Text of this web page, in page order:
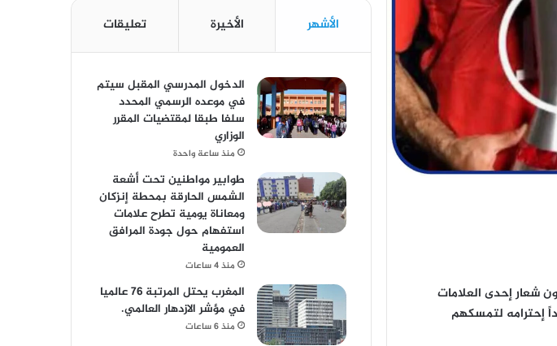
شعار إحدى العلامات
على جائزة أفضل لاعب في بطولة كأس العالم 2026، مؤكداً إحترامه لتمسكهم
الأشهر الأخيرة تعليقات
الدخول المدرسي المقبل سیتم
في موعده الرسمي المحدد
سلفا طبقا لمقتضیات المقرر
الوزاري
منذ ساعة واحدة
طوابير مواطنين تحت أشعة
الشمس الحارقة بمحطة إنزكان
ومعاناة يومية تطرح علامات
استفهام حول جودة المرافق
العمومية
منذ 4 ساعات
المغرب يحتل المرتبة 76 عالميا
في مؤشر الازدهار العالمي.
منذ 6 ساعات